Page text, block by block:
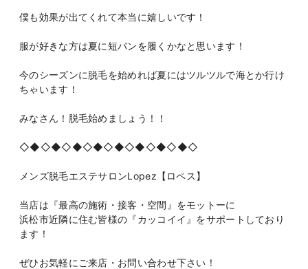
僕も効果が出てくれて本当に嬉しいです！
服が好きな方は夏に短パンを履くかなと思います！
今のシーズンに脱毛を始めれば夏にはツルツルで海とか行け
ちゃいます！
みなさん！脱毛始めましょう！！
◇◆◇◆◇◆◇◆◇◆◇◆◇◆◇◆◇
メンズ脱毛エステサロンLopez【ロペス】
当店は『最高の施術・接客・空間』をモットーに
浜松市近隣に住む皆様の『カッコイイ』をサポートしており
ます！
ぜひお気軽にご来店・お問い合わせ下さい！